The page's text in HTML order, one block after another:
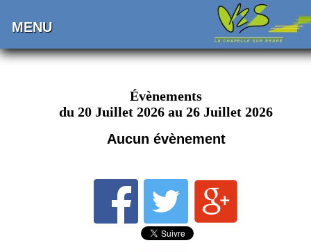
MENU
Évènements
du 20 Juillet 2026 au 26 Juillet 2026
Aucun évènement